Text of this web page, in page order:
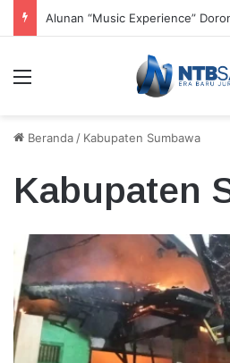
Menu
Beranda / Kabupaten Sumbawa
Kabupaten